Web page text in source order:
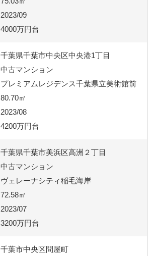
2023/09
4000万円台
千葉県千葉市中央区中央港1丁目
中古マンション
プレミアムレジデンス千葉県立美術館前
80.70㎡
2023/08
4200万円台
千葉県千葉市美浜区高洲２丁目
中古マンション
ヴェレーナシティ稲毛海岸
72.58㎡
2023/07
3200万円台
千葉市中央区問屋町